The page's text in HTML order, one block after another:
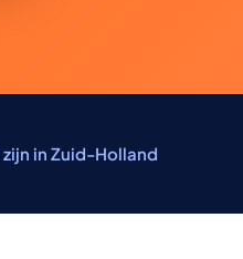
in Zuid-Holland